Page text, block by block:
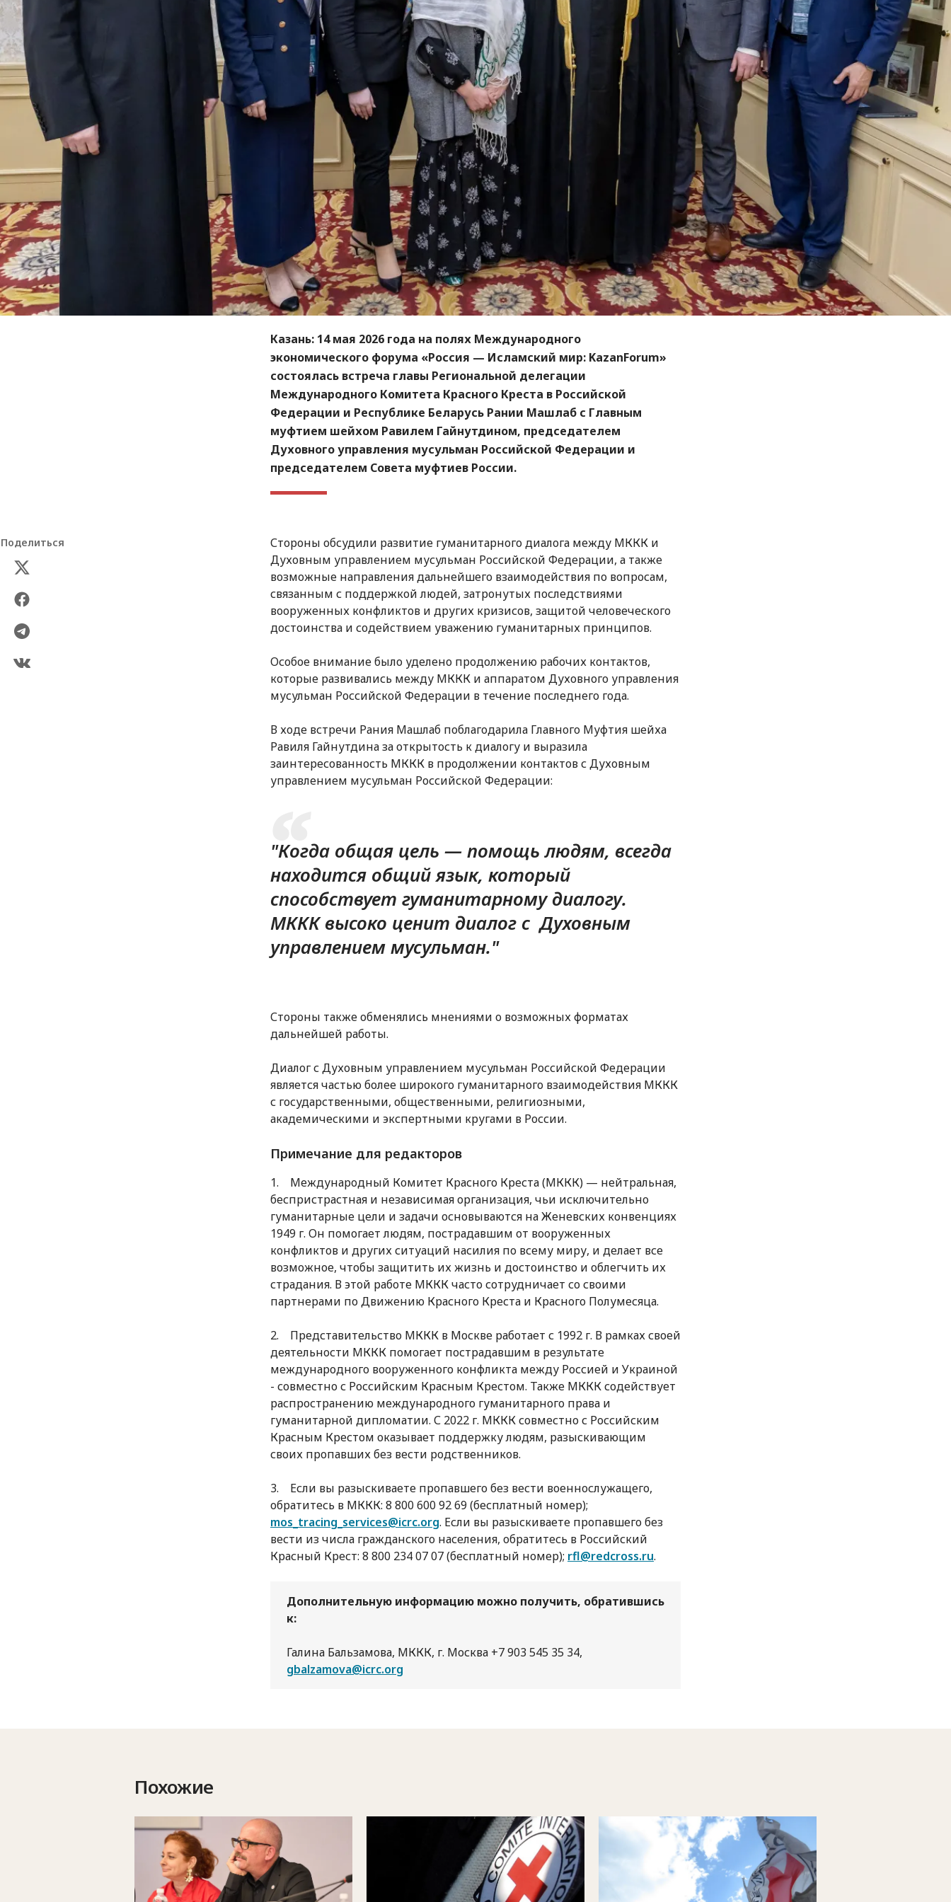
Казань: 14 мая 2026 года на полях Международного
экономического форума «Россия — Исламский мир: KazanForum»
состоялась встреча главы Региональной делегации
Международного Комитета Красного Креста в Российской
Федерации и Республике Беларусь Рании Машлаб с Главным
муфтием шейхом Равилем Гайнутдином, председателем
Духовного управления мусульман Российской Федерации и
председателем Совета муфтиев России.
Поделиться
Стороны обсудили развитие гуманитарного диалога между МККК и
Духовным управлением мусульман Российской Федерации, а также
возможные направления дальнейшего взаимодействия по вопросам,
связанным с поддержкой людей, затронутых последствиями
вооруженных конфликтов и других кризисов, защитой человеческого
достоинства и содействием уважению гуманитарных принципов.
Особое внимание было уделено продолжению рабочих контактов,
которые развивались между МККК и аппаратом Духовного управления
мусульман Российской Федерации в течение последнего года.
В ходе встречи Рания Машлаб поблагодарила Главного Муфтия шейха
Равиля Гайнутдина за открытость к диалогу и выразила
заинтересованность МККК в продолжении контактов с Духовным
управлением мусульман Российской Федерации:
"Когда общая цель — помощь людям, всегда
находится общий язык, который
способствует гуманитарному диалогу.
МККК высоко ценит диалог с Духовным
управлением мусульман."
Стороны также обменялись мнениями о возможных форматах
дальнейшей работы.
Диалог с Духовным управлением мусульман Российской Федерации
является частью более широкого гуманитарного взаимодействия МККК
с государственными, общественными, религиозными,
академическими и экспертными кругами в России.
Примечание для редакторов
1. Международный Комитет Красного Креста (МККК) — нейтральная,
беспристрастная и независимая организация, чьи исключительно
гуманитарные цели и задачи основываются на Женевских конвенциях
1949 г. Он помогает людям, пострадавшим от вооруженных
конфликтов и других ситуаций насилия по всему миру, и делает все
возможное, чтобы защитить их жизнь и достоинство и облегчить их
страдания. В этой работе МККК часто сотрудничает со своими
партнерами по Движению Красного Креста и Красного Полумесяца.
2. Представительство МККК в Москве работает с 1992 г. В рамках своей
деятельности МККК помогает пострадавшим в результате
международного вооруженного конфликта между Россией и Украиной
- совместно с Российским Красным Крестом. Также МККК содействует
распространению международного гуманитарного права и
гуманитарной дипломатии. С 2022 г. МККК совместно с Российским
Красным Крестом оказывает поддержку людям, разыскивающим
своих пропавших без вести родственников.
3. Если вы разыскиваете пропавшего без вести военнослужащего,
обратитесь в МККК: 8 800 600 92 69 (бесплатный номер);
mos_tracing_services@icrc.org. Если вы разыскиваете пропавшего без
вести из числа гражданского населения, обратитесь в Российский
Красный Крест: 8 800 234 07 07 (бесплатный номер); rfl@redcross.ru.
Дополнительную информацию можно получить, обратившись
к:
Галина Бальзамова, МККК, г. Москва +7 903 545 35 34,
gbalzamova@icrc.org
Похожие